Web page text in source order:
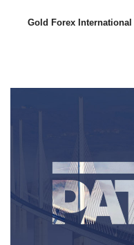
Gold Forex International